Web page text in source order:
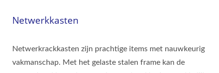
Netwerkkasten
Netwerkrackkasten zijn prachtige items met nauwkeurig
vakmanschap. Met het gelaste stalen frame kan de